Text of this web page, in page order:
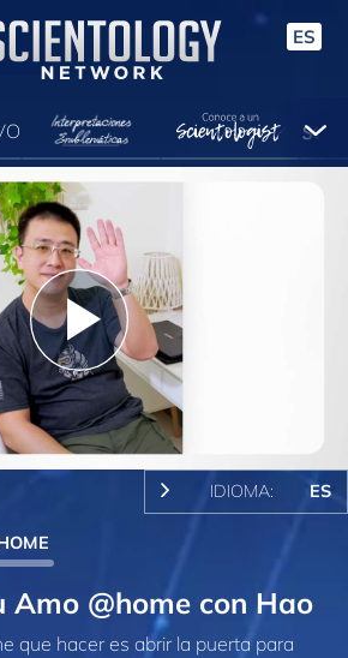
ES
Play
Video
IDIOMA: ES
Amo @home con Hao
que hacer es abrir la puerta para